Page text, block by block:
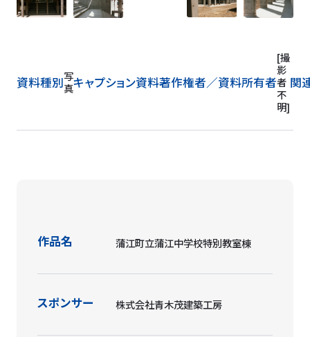
資料種別写
真キャプション資料著作権者／資料所有者
[撮
影
者
不
明]
関
作品名 蒲江町立蒲江中学校特別教室棟
スポンサー 株式会社青木茂建築工房